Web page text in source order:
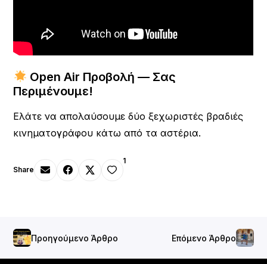
Open Air Προβολή — Σας
Περιμένουμε!
Ελάτε να απολαύσουμε δύο ξεχωριστές βραδιές
κινηματογράφου κάτω από τα αστέρια.
Share
1
Προηγούμενο Άρθρο Επόμενο Άρθρο